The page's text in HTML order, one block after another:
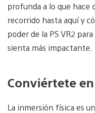
profunda a lo que hace
recorrido hasta aquí y
poder de la PS VR2
sienta más impactante.
Conviértete
La inmersión física es